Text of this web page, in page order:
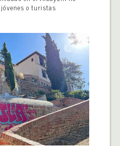
jóvenes o turistas